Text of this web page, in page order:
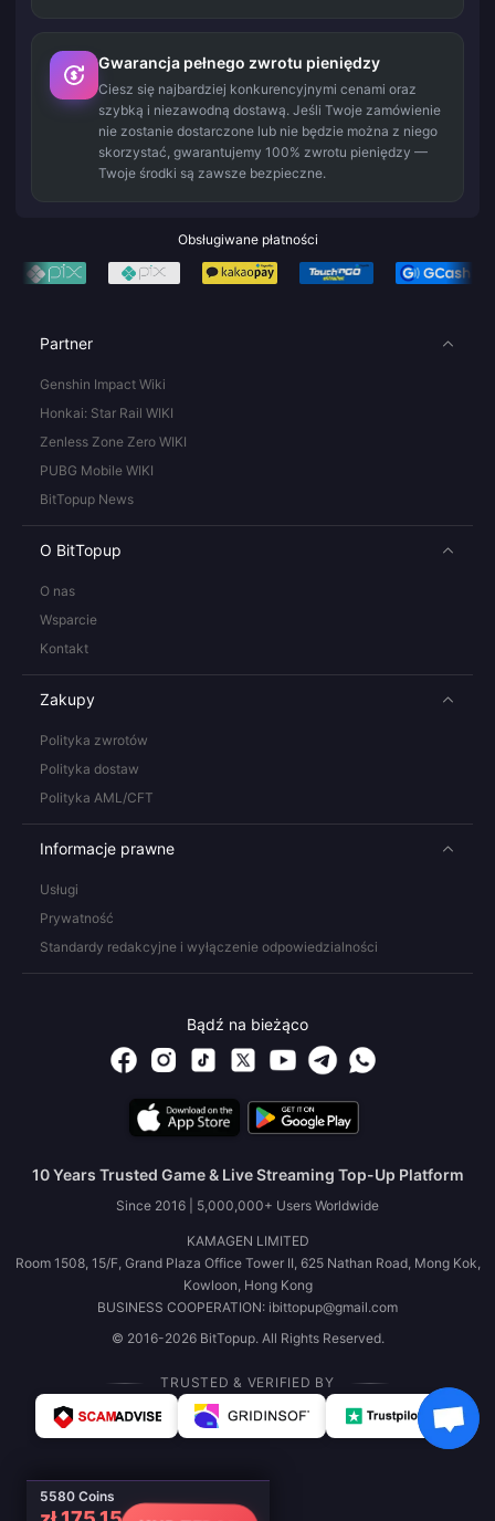
5580 Coins
Gwarancja pełnego zwrotu pieniędzy
Ciesz się najbardziej konkurencyjnymi cenami oraz
szybką i niezawodną dostawą. Jeśli Twoje zamówienie
nie zostanie dostarczone lub nie będzie można z niego
skorzystać, gwarantujemy 100% zwrotu pieniędzy —
Twoje środki są zawsze bezpieczne.
Obsługiwane płatności
Partner
Genshin Impact Wiki
Honkai: Star Rail WIKI
Zenless Zone Zero WIKI
PUBG Mobile WIKI
BitTopup News
O BitTopup
O nas
Wsparcie
Kontakt
Zakupy
Polityka zwrotów
Polityka dostaw
Polityka AML/CFT
Informacje prawne
Usługi
Prywatność
Standardy redakcyjne i wyłączenie odpowiedzialności
Bądź na bieżąco
10 Years Trusted Game & Live Streaming Top-Up Platform
Since 2016 | 5,000,000+ Users Worldwide
KAMAGEN LIMITED
Room 1508, 15/F, Grand Plaza Office Tower II, 625 Nathan Road, Mong Kok,
Kowloon, Hong Kong
BUSINESS COOPERATION: ibittopup@gmail.com
© 2016-2026 BitTopup. All Rights Reserved.
TRUSTED & VERIFIED BY